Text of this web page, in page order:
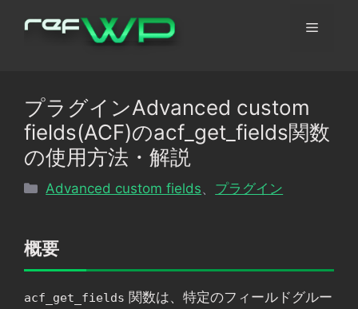
メ
ュ
プラグインAdvanced custom
fields(ACF)のacf_get_fields関数
の使用方法・解説
カ
リ
Advanced custom fields プラグイン
概要
acf_get_fields 関数は、特定のフィールドグルー